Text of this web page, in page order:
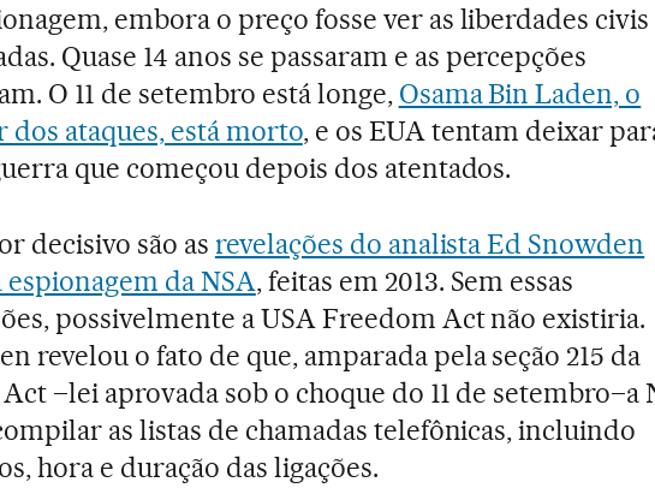
embora o preço fosse ver as liberdades civis
Quase 14 anos se passaram e as percepções
O 11 de setembro está longe, Osama Bin Laden, o
dos ataques, está morto, e os EUA tentam deixar
que começou depois dos atentados.
decisivo são as revelações do analista Ed Snowden
espionagem da NSA, feitas em 2013. Sem essas
possivelmente a USA Freedom Act não existiria.
revelou o fato de que, amparada pela seção 215 da
–lei aprovada sob o choque do 11 de setembro–a
as listas de chamadas telefônicas, incluindo
hora e duração das ligações.